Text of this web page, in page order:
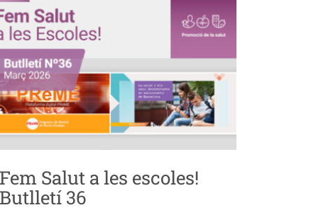
Fem Salut a les escoles!
Butlletí 36